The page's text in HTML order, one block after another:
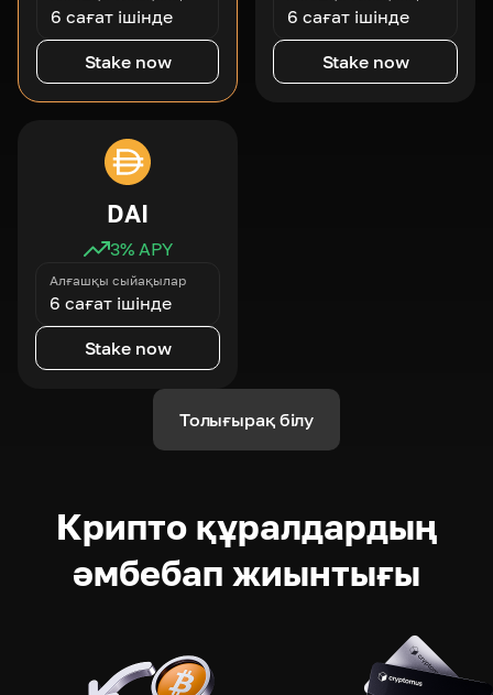
6 сағат ішінде
Stake now
6 сағат ішінде
Stake now
DAI
3% APY
Алғашқы сыйақылар
6 сағат ішінде
Stake now
Толығырақ білу
Крипто құралдардың
әмбебап жиынтығы